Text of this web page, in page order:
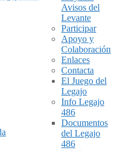
Avisos del
Levante
Participar
Apoyo y
Colaboración
Enlaces
Contacta
El Juego del
Legajo
Info Legajo
486
Documentos
del Legajo
486